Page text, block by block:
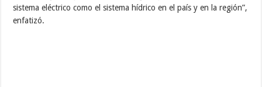
sistema eléctrico como el sistema hídrico en el país y en la región”,
enfatizó.